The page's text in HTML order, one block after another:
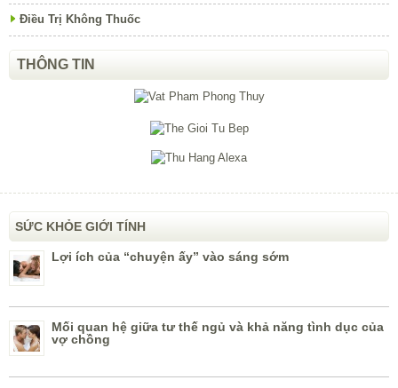
Điều Trị Không Thuốc
THÔNG TIN
SỨC KHỎE GIỚI TÍNH
Lợi ích của “chuyện ấy” vào sáng sớm
Mối quan hệ giữa tư thế ngủ và khả năng tình dục của
vợ chồng